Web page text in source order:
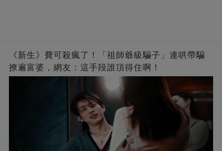
《新生》費可殺瘋了！「祖師爺級騙子」連哄帶騙
撩遍富婆，網友：這手段誰頂得住啊！